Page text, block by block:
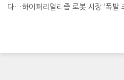
다…하이퍼리얼리즘 로봇 시장 ‘폭발